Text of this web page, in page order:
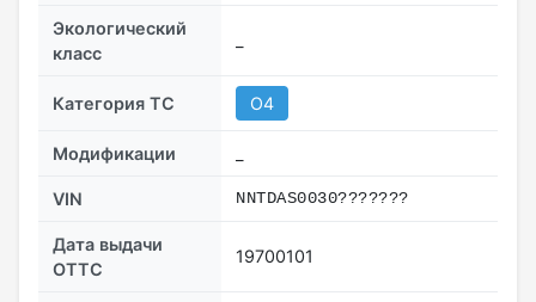
Экологический
класс
Категория ТС O4
Модификации
VIN NNTDAS0030???????
Дата выдачи
ОТТС
19700101